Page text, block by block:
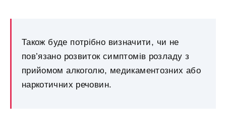
Також буде потрібно визначити, чи не
пов’язано розвиток симптомів розладу з
прийомом алкоголю, медикаментозних або
наркотичних речовин.